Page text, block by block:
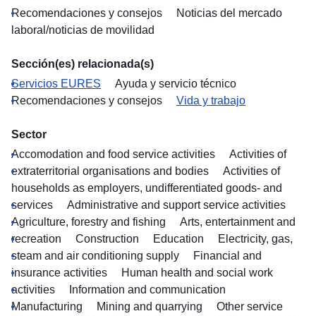
Recomendaciones y consejos
Noticias del mercado
laboral/noticias de movilidad
Sección(es) relacionada(s)
Servicios EURES
Ayuda y servicio técnico
Recomendaciones y consejos
Vida y trabajo
Sector
Accomodation and food service activities
Activities of
extraterritorial organisations and bodies
Activities of
households as employers, undifferentiated goods- and
services
Administrative and support service activities
Agriculture, forestry and fishing
Arts, entertainment and
recreation
Construction Education
Electricity, gas,
steam and air conditioning supply
Financial and
insurance activities
Human health and social work
activities
Information and communication
Manufacturing
Mining and quarrying
Other service